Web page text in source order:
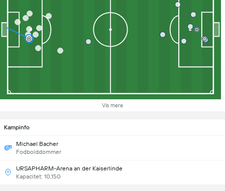
Vis mere
Kampinfo
Michael Bacher
Fodbolddommer
URSAPHARM-Arena an der Kaiserlinde
Kapacitet: 10,150